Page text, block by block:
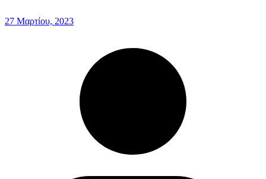
27 Μαρτίου, 2023